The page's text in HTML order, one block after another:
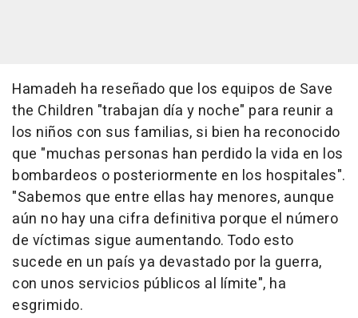
Hamadeh ha reseñado que los equipos de Save
the Children "trabajan día y noche" para reunir a
los niños con sus familias, si bien ha reconocido
que "muchas personas han perdido la vida en los
bombardeos o posteriormente en los hospitales".
"Sabemos que entre ellas hay menores, aunque
aún no hay una cifra definitiva porque el número
de víctimas sigue aumentando. Todo esto
sucede en un país ya devastado por la guerra,
con unos servicios públicos al límite", ha
esgrimido.